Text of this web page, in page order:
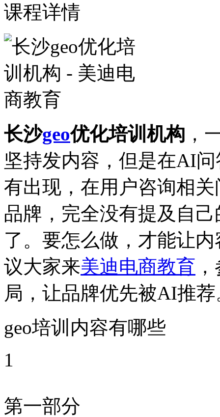
课程详情
长沙geo优化培训机构 ，
坚持发内容，但是在AI
有出现，在用户咨询相
品牌，完全没有提及自
了。要怎么做，才能让
议大家来美迪电商教育
局，让品牌优先被AI推荐
geo培训内容有哪些
1
第一部分